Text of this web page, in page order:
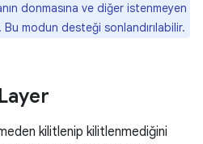
donmasına ve diğer istenmeyen
modun desteği sonlandırılabilir.
Layer
kilitlenip kilitlenmediğini